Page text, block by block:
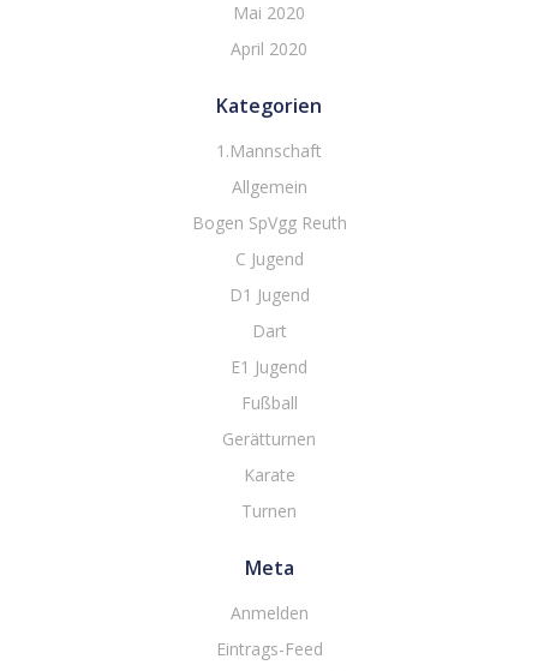
Mai 2020
April 2020
Kategorien
1.Mannschaft
Allgemein
Bogen SpVgg Reuth
C Jugend
D1 Jugend
Dart
E1 Jugend
Fußball
Gerätturnen
Karate
Turnen
Meta
Anmelden
Eintrags-Feed